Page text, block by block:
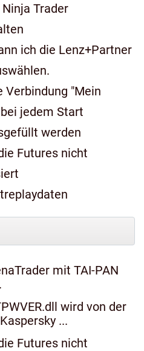
Trader
ich die Lenz+Partner
Verbindung "Mein
jedem Start
werden
Futures nicht
mit TAI-PAN
wird von der
...
Futures nicht